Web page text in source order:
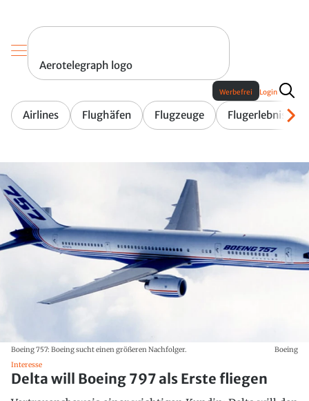
Aerotelegraph logo
Airlines Flughäfen Flugzeuge Flugerlebnis
Werbefrei Login
Boeing 757: Boeing sucht einen größeren Nachfolger.
Boeing
Interesse
Delta will Boeing 797 als Erste fliegen